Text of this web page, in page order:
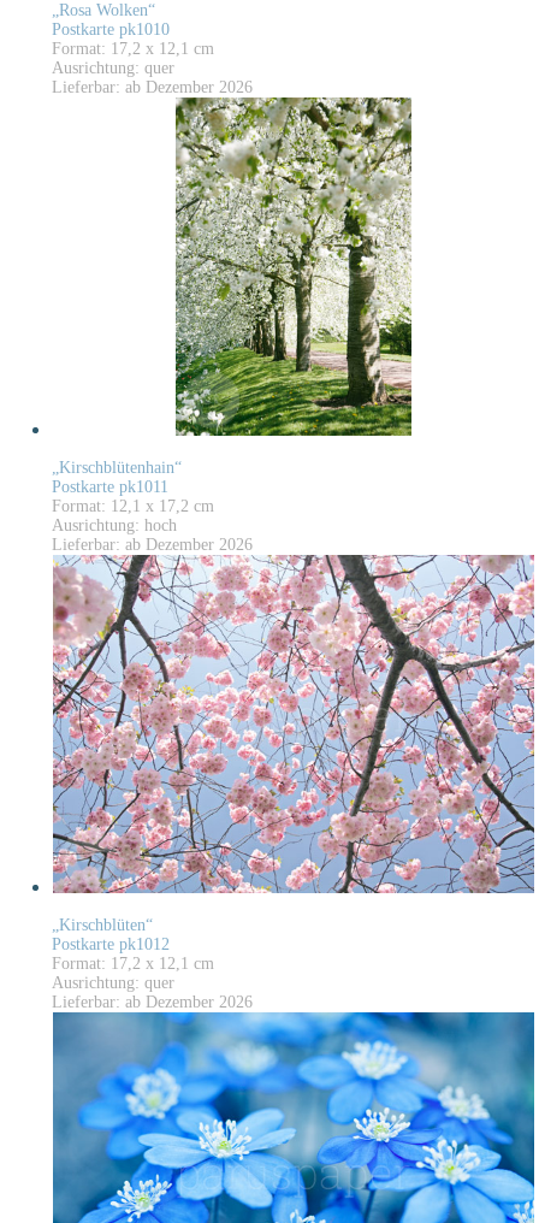
„Rosa Wolken“
Postkarte pk1010
Format: 17,2 x 12,1 cm
Ausrichtung: quer
Lieferbar: ab Dezember 2026
„Kirschblütenhain“
Postkarte pk1011
Format: 12,1 x 17,2 cm
Ausrichtung: hoch
Lieferbar: ab Dezember 2026
„Kirschblüten“
Postkarte pk1012
Format: 17,2 x 12,1 cm
Ausrichtung: quer
Lieferbar: ab Dezember 2026